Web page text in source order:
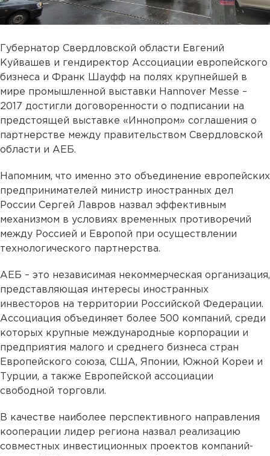
Губернатор Свердловской области Евгений
Куйвашев и гендиректор Ассоциации европейского
бизнеса и Франк Шауфф на полях крупнейшей в
мире промышленной выставки Hannover Messe –
2017 достигли договоренности о подписании на
предстоящей выставке «Иннопром» соглашения о
партнерстве между правительством Свердловской
области и АЕБ.
Напомним, что именно это объединение европейских
предпринимателей министр иностранных дел
России Сергей Лавров назвал эффективным
механизмом в условиях временных противоречий
между Россией и Европой при осуществлении
технологического партнерства.
АЕБ – это независимая некоммерческая организация,
представляющая интересы иностранных
инвесторов на территории Российской Федерации.
Ассоциация объединяет более 500 компаний, среди
которых крупные международные корпорации и
предприятия малого и среднего бизнеса стран
Европейского союза, США, Японии, Южной Кореи и
Турции, а также Европейской ассоциации
свободной торговли.
В качестве наиболее перспективного направления
кооперации лидер региона назвал реализацию
совместных инвестиционных проектов компаний-